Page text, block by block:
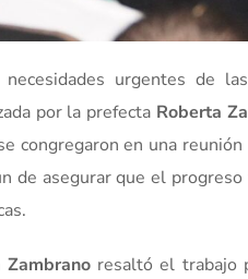
urgentes de
por la prefecta Roberta
congregaron en una
de asegurar que el
Zambranoresaltó el trabajo